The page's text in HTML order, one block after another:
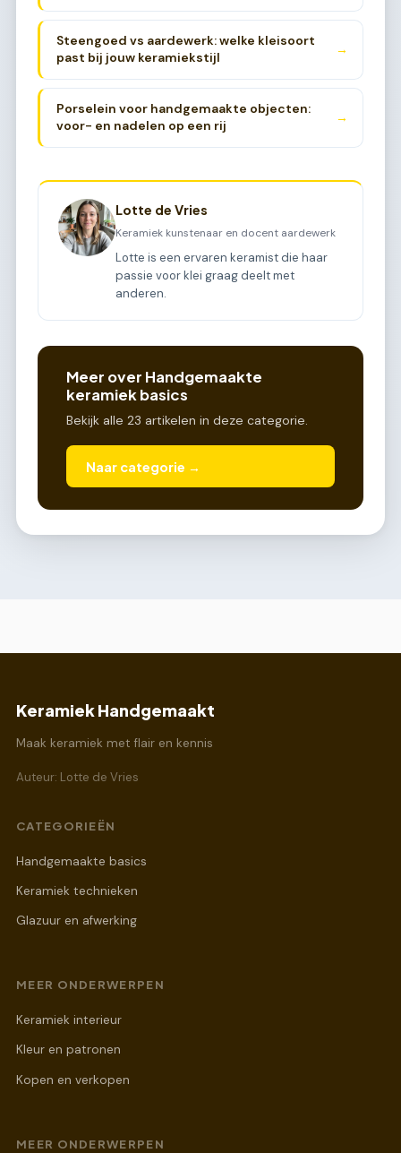
Steengoed vs aardewerk: welke kleisoort
past bij jouw keramiekstijl
→
Porselein voor handgemaakte objecten:
voor- en nadelen op een rij
→
Lotte de Vries
Keramiek kunstenaar en docent aardewerk
Lotte is een ervaren keramist die haar
passie voor klei graag deelt met
anderen.
Meer over Handgemaakte
keramiek basics
Bekijk alle 23 artikelen in deze categorie.
Naar categorie →
Keramiek Handgemaakt
Maak keramiek met flair en kennis
Auteur: Lotte de Vries
CATEGORIEËN
Handgemaakte basics
Keramiek technieken
Glazuur en afwerking
MEER ONDERWERPEN
Keramiek interieur
Kleur en patronen
Kopen en verkopen
MEER ONDERWERPEN